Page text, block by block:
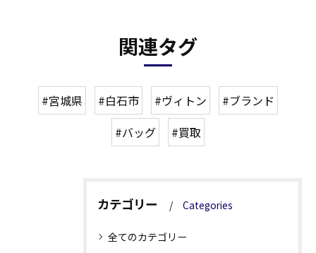
関連タグ
#宮城県 #白石市 #ヴィトン
#ブランド
#バッグ
#買取
カテゴリー Categories
全てのカテゴリー